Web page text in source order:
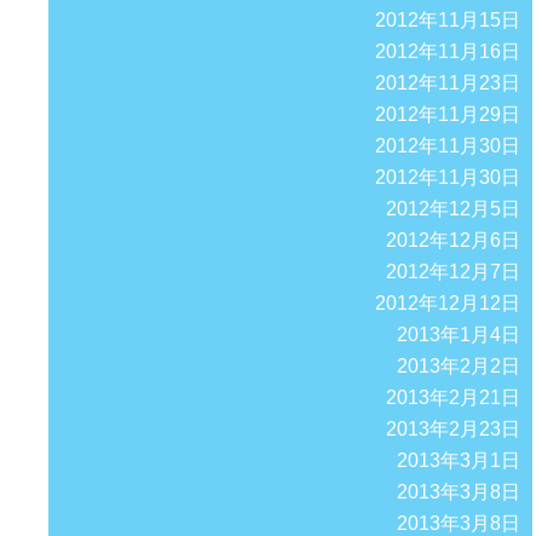
2012年11月15日
2012年11月16日
2012年11月23日
2012年11月29日
2012年11月30日
2012年11月30日
2012年12月5日
2012年12月6日
2012年12月7日
2012年12月12日
2013年1月4日
2013年2月2日
2013年2月21日
2013年2月23日
2013年3月1日
2013年3月8日
2013年3月8日